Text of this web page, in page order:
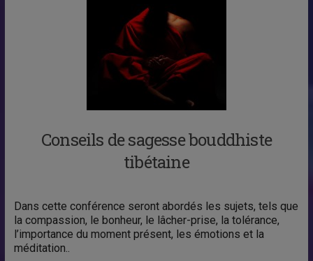
Conseils de sagesse bouddhiste
tibétaine
Dans cette conférence seront abordés les sujets, tels que
la compassion, le bonheur, le lâcher-prise, la tolérance,
l’importance du moment présent, les émotions et la
méditation..